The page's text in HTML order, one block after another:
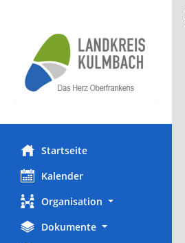
Startseite
Kalender
Organisation
Dokumente